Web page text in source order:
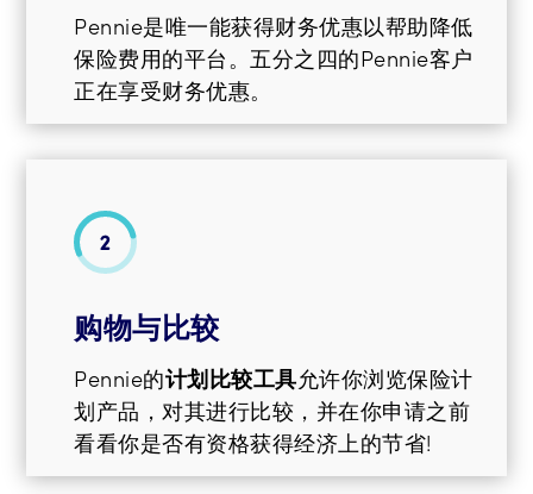
Pennie是唯一能获得财务优惠以帮助降低
保险费用的平台。五分之四的Pennie客户
正在享受财务优惠。
购物与比较
Pennie的计划比较工具允许你浏览保险计
划产品，对其进行比较，并在你申请之前
看看你是否有资格获得经济上的节省!